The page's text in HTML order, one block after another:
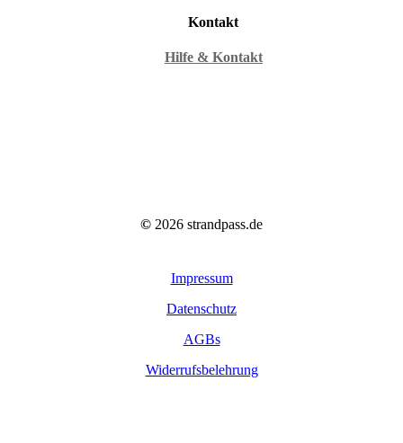
Kontakt
Hilfe & Kontakt
© 2026 strandpass.de
Impressum
Datenschutz
AGBs
Widerrufsbelehrung